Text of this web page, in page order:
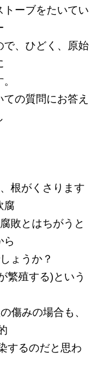
トーブをたいてい
で、ひどく、原始
。
の質問にお答え
根がくさります
腐
敗とはちがうと
ら
ょうか？
繁殖する)という
傷みの場合も、
するのだと思わ